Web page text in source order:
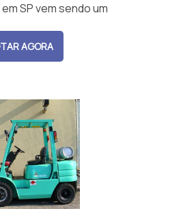
SP vem sendo um
AGORA